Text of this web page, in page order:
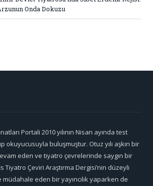
Onda Dokuzu
Portali 2010 yılının Nisan ayında test
okuyucusuyla buluşmuştur. Otuz yılı aşkın bir
eden ve tiyatro çevrelerinde saygın bir
Tiyatro Çeviri Araştırma Dergisi’nin düzeyli
müdahale eden bir yayıncılık yaparken de